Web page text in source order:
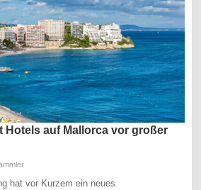
Hotels auf Mallorca vor großer
hat vor Kurzem ein neues